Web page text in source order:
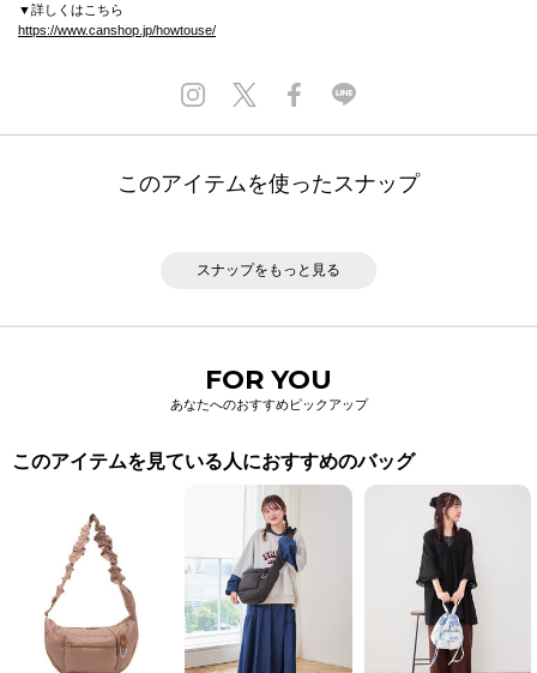
▼詳しくはこちら
https://www.canshop.jp/howtouse/
このアイテムを使ったスナップ
スナップをもっと見る
FOR YOU
あなたへのおすすめピックアップ
このアイテムを見ている人におすすめのバッグ